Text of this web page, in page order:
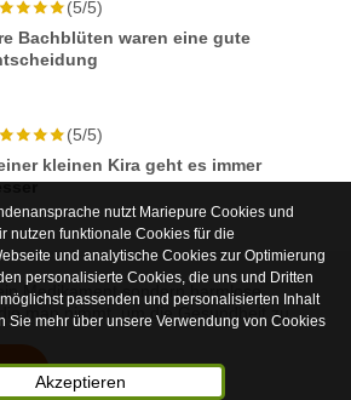
(5/5)
Bachblüten waren eine gute
(5/5)
kleinen Kira geht es immer
nutzt Mariepure Cookies und
nutzen funktionale Cookies für die
und analytische Cookies zur Optimierung
personalisierte Cookies, die uns und Dritten
passenden und personalisierten Inhalt
Sie mehr über unsere Verwendung von Cookies
Akzeptieren
Medikament sondern harmlose
man nimmt, um die Gesundheit zu
- WebdesignPubli4u